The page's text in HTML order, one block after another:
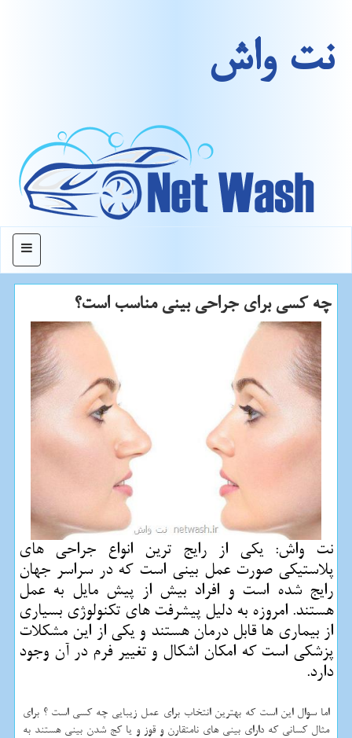
نت واش
منو
چه كسی برای جراحی بینی مناسب است؟
نت واش: یكی از رایج ترین انواع جراحی های
پلاستیكی صورت عمل بینی است كه در سراسر جهان
رایج شده است و افراد بیش از پیش مایل به عمل
هستند. امروزه به دلیل پیشرفت های تكنولوژی بسیاری
از بیماری ها قابل درمان هستند و یكی از این مشكلات
پزشكی است كه امكان اشكال و تغییر فرم در آن وجود
دارد.
اما سوال این است که بهترین انتخاب برای عمل زیبایی چه کسی است ؟ برای
مثال کسانی که دارای بینی های نامتقارن و قوز و یا کج شدن بینی هستند به